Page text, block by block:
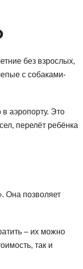
без взрослых,
с собаками-
аэропорту. Это
перелёт ребёнка
Она позволяет
– их можно
так и